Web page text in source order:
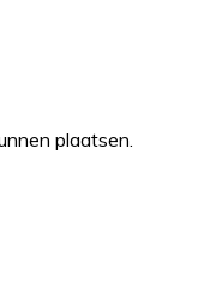
plaatsen.